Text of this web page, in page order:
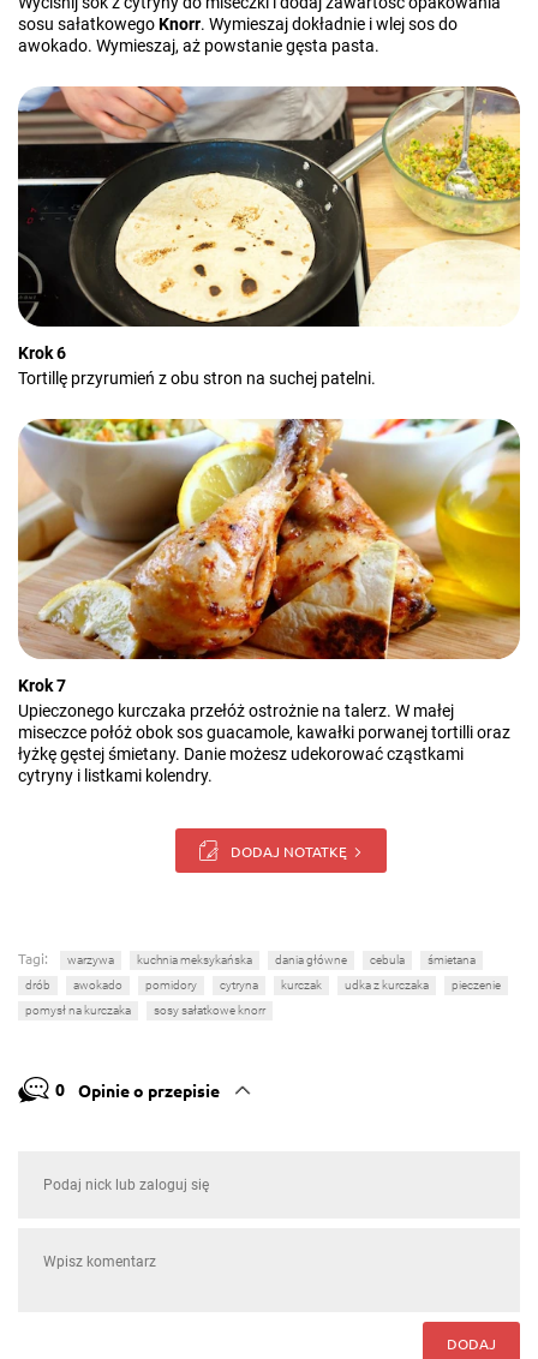
sosu sałatkowegoKnorr. Wymieszaj dokładnie i wlej sos do
awokado. Wymieszaj, aż powstanie gęsta pasta.
Krok 6
Tortillę przyrumień z obu stron na suchej patelni.
Krok 7
Upieczonego kurczaka przełóż ostrożnie na talerz. W małej
miseczce połóż obok sos guacamole, kawałki porwanej tortilli oraz
łyżkę gęstej śmietany. Danie możesz udekorować cząstkami
cytryny i listkami kolendry.
DODAJ NOTATKĘ
Tagi: warzywa kuchnia meksykańska dania główne cebula
śmietana
drób
awokado pomidory cytryna kurczak udka z kurczaka
pieczenie
pomysł na kurczaka
sosy sałatkowe knorr
0 Opinie o przepisie
DODAJ